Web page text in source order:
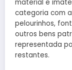
material e
categoria com
pelourinhos,
outros bens
representada
restantes.